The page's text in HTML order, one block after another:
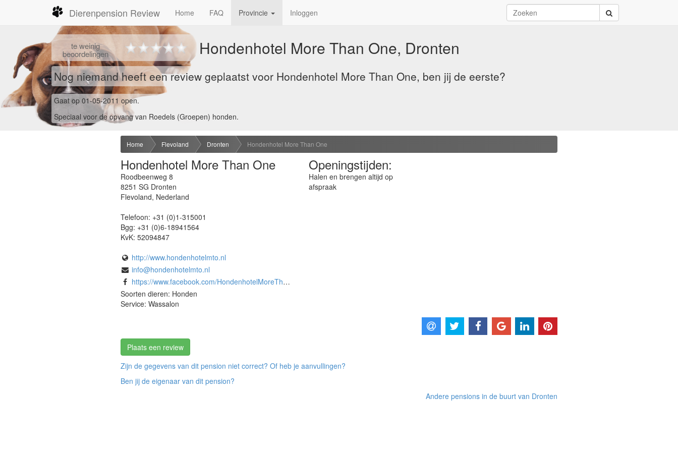
Dierenpension Review Home FAQ Provincie Inloggen
teweinig
beoordelingen Hondenhotel More Than One, Dronten
Nog niemand heeft een review geplaatst voor Hondenhotel More Than One, ben jij de eerste?
Gaat op 01-05-2011 open.
Speciaal voor de opvang van Roedels (Groepen) honden.
Home Flevoland Dronten Hondenhotel More Than One
Hondenhotel More Than One
Roodbeenweg 8
8251 SG Dronten
Flevoland, Nederland
Telefoon: +31 (0)1-315001
Bgg: +31 (0)6-18941564
KvK: 52094847
http://www.hondenhotelmto.nl
info@hondenhotelmto.nl
https://www.facebook.com/HondenhotelMoreThanOne
Soorten dieren: Honden
Service: Wassalon
Openingstijden:
Halen en brengen altijd op
afspraak
Plaats een review
Zijn de gegevens van dit pension niet correct? Of heb je aanvullingen?
Ben jij de eigenaar van dit pension?
Andere pensions in de buurt van Dronten